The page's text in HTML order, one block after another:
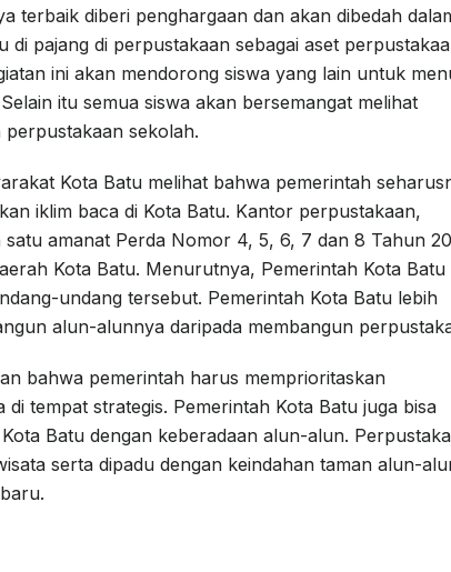
terbaik diberi penghargaan dan akan dibedah
pajang di perpustakaan sebagai aset
ini akan mendorong siswa yang lain untuk
itu semua siswa akan bersemangat melihat
sekolah.
Kota Batu melihat bahwa pemerintah
iklim baca di Kota Batu. Kantor perpustakaan,
amanat Perda Nomor 4, 5, 6, 7 dan 8 Tahun
Kota Batu. Menurutnya, Pemerintah Kota Batu
undang tersebut. Pemerintah Kota Batu lebih
alun-alunnya daripada membangun
bahwa pemerintah harus memprioritaskan
tempat strategis. Pemerintah Kota Batu juga bisa
Batu dengan keberadaan alun-alun.
serta dipadu dengan keindahan taman alun-